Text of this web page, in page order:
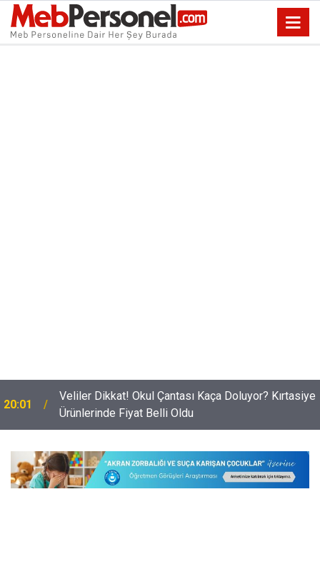
20:01
Veliler Dikkat! Okul Çantası Kaça Doluyor? Kırtasiye
Ürünlerinde Fiyat Belli Oldu